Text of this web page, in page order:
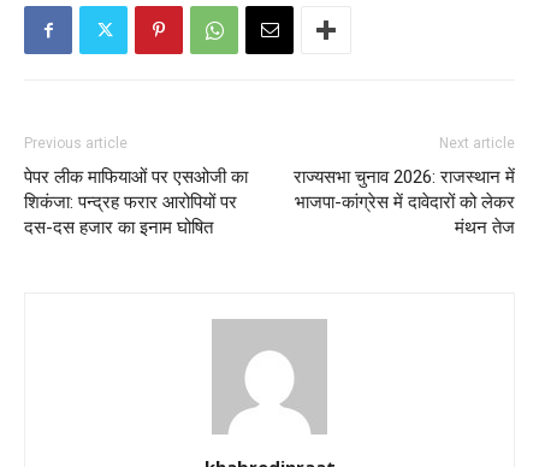
Previous article
पेपर लीक माफियाओं पर एसओजी का
शिकंजा: पन्द्रह फरार आरोपियों पर
दस-दस हजार का इनाम घोषित
Next article
राज्यसभा चुनाव 2026: राजस्थान में
भाजपा-कांग्रेस में दावेदारों को लेकर
मंथन तेज